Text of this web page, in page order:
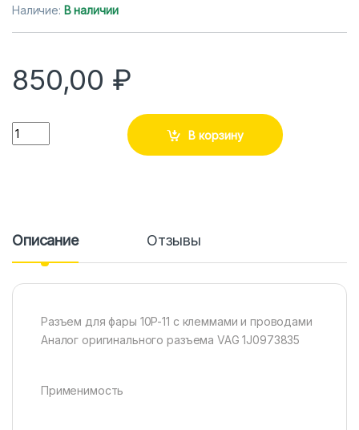
Наличие: В наличии
850,00 ₽
Количество
В корзину
Описание Отзывы
Разъем для фары 10P-11 с клеммами и проводами
Аналог оригинального разъема VAG 1J0973835
Применимость